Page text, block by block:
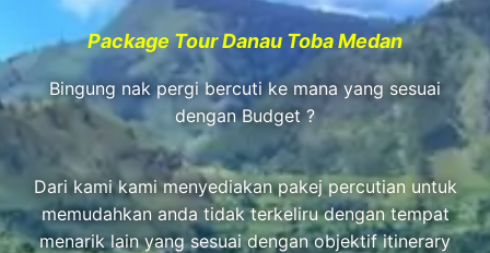
Package Tour Danau Toba Medan
Bingung nak pergi bercuti ke mana yang sesuai
dengan Budget ?
Dari kami kami menyediakan pakej percutian untuk
memudahkan anda tidak terkeliru dengan tempat
menarik lain yang sesuai dengan objektif itinerary